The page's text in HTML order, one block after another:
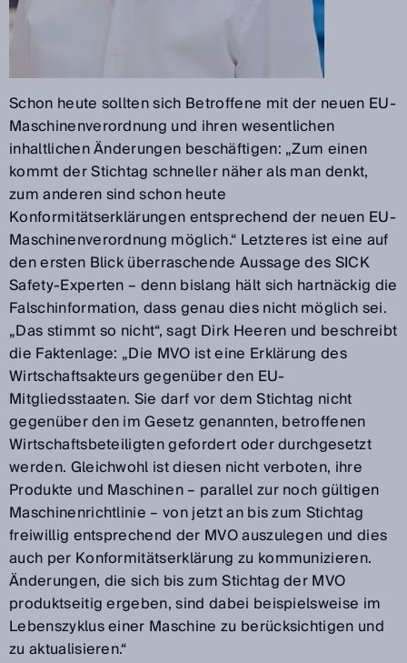
Schon heute sollten sich Betroffene mit der neuen EU-
Maschinenverordnung und ihren wesentlichen
inhaltlichen Änderungen beschäftigen: „Zum einen
kommt der Stichtag schneller näher als man denkt,
zum anderen sind schon heute
Konformitätserklärungen entsprechend der neuen EU-
Maschinenverordnung möglich.“ Letzteres ist eine auf
den ersten Blick überraschende Aussage des SICK
Safety-Experten – denn bislang hält sich hartnäckig die
Falschinformation, dass genau dies nicht möglich sei.
„Das stimmt so nicht“, sagt Dirk Heeren und beschreibt
die Faktenlage: „Die MVO ist eine Erklärung des
Wirtschaftsakteurs gegenüber den EU-
Mitgliedsstaaten. Sie darf vor dem Stichtag nicht
gegenüber den im Gesetz genannten, betroffenen
Wirtschaftsbeteiligten gefordert oder durchgesetzt
werden. Gleichwohl ist diesen nicht verboten, ihre
Produkte und Maschinen – parallel zur noch gültigen
Maschinenrichtlinie – von jetzt an bis zum Stichtag
freiwillig entsprechend der MVO auszulegen und dies
auch per Konformitätserklärung zu kommunizieren.
Änderungen, die sich bis zum Stichtag der MVO
produktseitig ergeben, sind dabei beispielsweise im
Lebenszyklus einer Maschine zu berücksichtigen und
zu aktualisieren.“